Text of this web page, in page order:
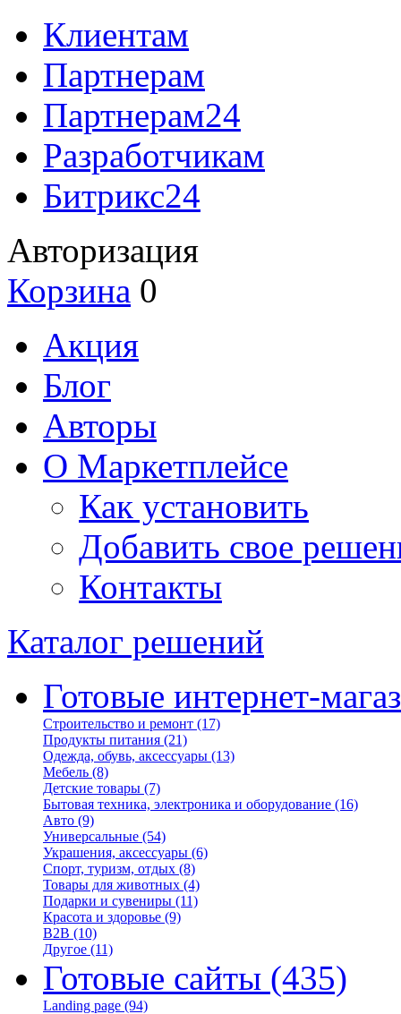
Клиентам
Партнерам
Партнерам24
Разработчикам
Битрикс24
Авторизация
Корзина 0
Акция
Блог
Авторы
О Маркетплейсе
Как установить
Добавить свое
Контакты
Каталог решений
Готовые интернет-
Строительство и ремонт (17)
Продукты питания (21)
Одежда, обувь, аксессуары (13)
Мебель (8)
Детские товары (7)
Бытовая техника, электроника и оборудование (16)
Авто (9)
Универсальные (54)
Украшения, аксессуары (6)
Спорт, туризм, отдых (8)
Товары для животных (4)
Подарки и сувениры (11)
Красота и здоровье (9)
B2B (10)
Другое (11)
Готовые сайты (435)
Landing page (94)